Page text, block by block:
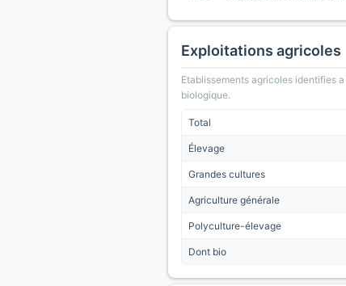
Exploitations agricoles
Etablissements agricoles identifies
biologique.
Total
Élevage
Grandes cultures
Agriculture générale
Polyculture-élevage
Dont bio